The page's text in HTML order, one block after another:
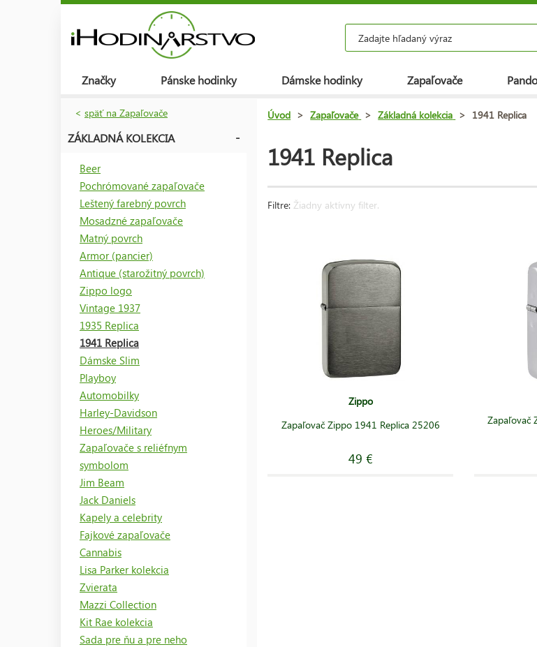
Značky Pánske hodinky Dámske hodinky Zapaľovače
< späť na Zapaľovače
ZÁKLADNÁ KOLEKCIA
Beer
Pochrómované zapaľovače
Leštený farebný povrch
Mosadzné zapaľovače
Matný povrch
Armor (pancier)
Antique (starožitný povrch)
Zippo logo
Vintage 1937
1935 Replica
1941 Replica
Dámske Slim
Playboy
Automobilky
Harley-Davidson
Heroes/Military
Zapaľovače s reliéfnym
symbolom
Jim Beam
Jack Daniels
Kapely a celebrity
Fajkové zapaľovače
Cannabis
Lisa Parker kolekcia
Zvierata
Mazzi Collection
Kit Rae kolekcia
Sada pre ňu a pre neho
Úvod > Zapaľovače > Základná kolekcia > 1941 Replica
1941 Replica
Filtre: Žiadny aktívny filter.
Zippo
Zapaľovač Zippo 1941 Replica 25206
49 €
Zapaľovač